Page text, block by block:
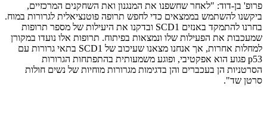
פרופ' בן-דוד: "לאחר שחשפנו את המנגנון ואת השחקנים המרכזיים,
ביקשנו להשתמש בממצאים כדי לחפש תרופה פוטנציאלית לגרורות במוח.
בחרנו להתמקד באנזים SCD1 ובדקנו את היעילות של מספר תרופות
שמעכבות את הפעילות שלו ונמצאות בפיתוח. תרופות אלו נועדו במקורן
למחלות אחרות, אך אנחנו מצאנו שעיכוב של SCD1 בתאי גרורות עם
p53 פגוע הוא אפקטיבי, ופוגע משמעותית בהתפתחות הגרורות
הסרטניות הן בעכברים והן בדגימות מגרורות מוחיות של נשים חולות
סרטן שד".